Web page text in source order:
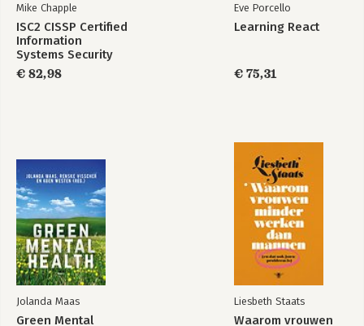
Dankwoord 217
Eindnoten 220
Mike Chapple
ISC2 CISSP Certified
Information
Systems Security
Professional
Official Study Guide
€ 82,98
Eve Porcello
Learning React
€ 75,31
Jolanda Maas
Green Mental
Liesbeth Staats
Waarom vrouwen